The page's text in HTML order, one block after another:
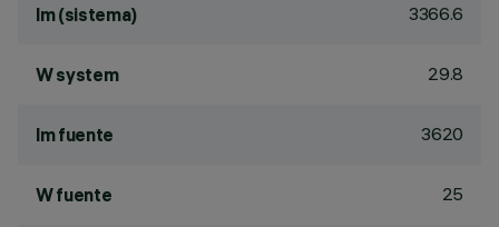
lm (sistema) 3366.6
W system 29.8
lm fuente 3620
W fuente 25